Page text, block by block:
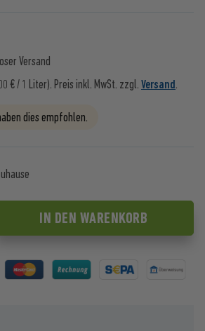
Versand
€ / 1 Liter). Preis inkl. MwSt. zzgl. Versand.
dies empfohlen.
IN DEN WARENKORB